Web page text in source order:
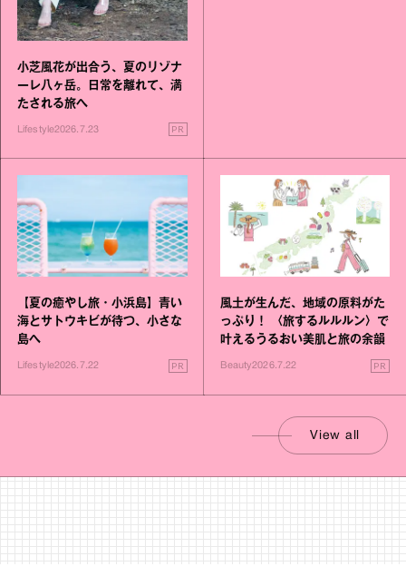
小芝風花が出合う、夏のリゾナ
ーレ八ヶ岳。日常を離れて、満
たされる旅へ
Lifestyle2026.7.23 PR
【夏の癒やし旅・小浜島】青い
海とサトウキビが待つ、小さな
島へ
Lifestyle2026.7.22 PR
風土が生んだ、地域の原料がた
っぷり！ 〈旅するルルルン〉で
叶えるうるおい美肌と旅の余韻
Beauty2026.7.22 PR
View all